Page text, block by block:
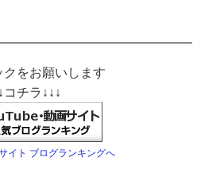
クをお願いします
コチラ↓↓↓
イト ブログランキングへ